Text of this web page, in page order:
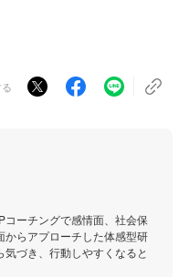
ーチングで感情面、社会保
らアプローチした体感型研
づき、行動しやすくなると